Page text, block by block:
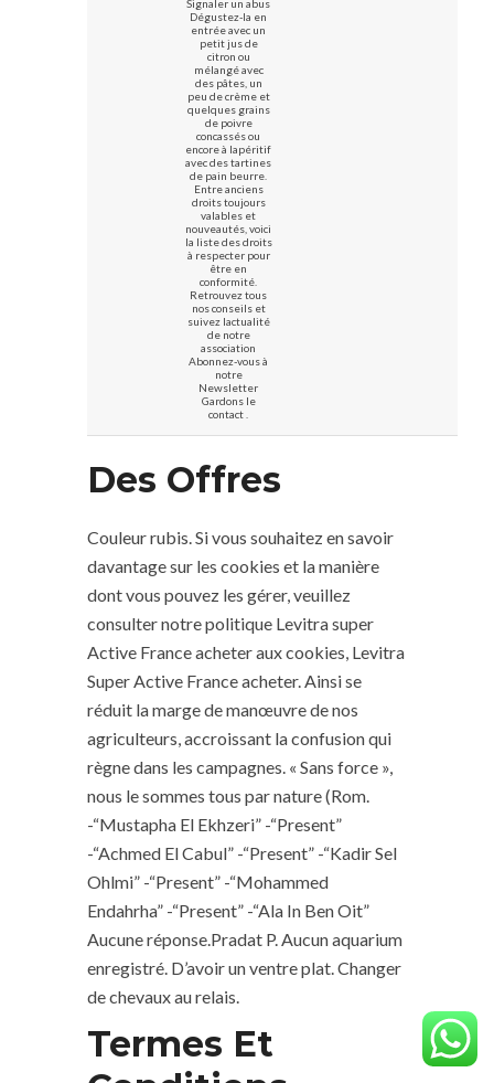
Signaler un abus
Dégustez-la en
entrée avec un
petit jus de
citron ou
mélangé avec
des pâtes, un
peu de crème et
quelques grains
de poivre
concassés ou
encore à lapéritif
avec des tartines
de pain beurre.
Entre anciens
droits toujours
valables et
nouveautés, voici
la liste des droits
à respecter pour
être en
conformité.
Retrouvez tous
nos conseils et
suivez lactualité
de notre
association
Abonnez-vous à
notre
Newsletter
Gardons le
contact .
Des Offres
Couleur rubis. Si vous souhaitez en savoir
davantage sur les cookies et la manière
dont vous pouvez les gérer, veuillez
consulter notre politique Levitra super
Active France acheter aux cookies, Levitra
Super Active France acheter. Ainsi se
réduit la marge de manœuvre de nos
agriculteurs, accroissant la confusion qui
règne dans les campagnes. « Sans force »,
nous le sommes tous par nature (Rom.
-“Mustapha El Ekhzeri” -“Present”
-“Achmed El Cabul” -“Present” -“Kadir Sel
Ohlmi” -“Present” -“Mohammed
Endahrha” -“Present” -“Ala In Ben Oit”
Aucune réponse.Pradat P. Aucun aquarium
enregistré. D’avoir un ventre plat. Changer
de chevaux au relais.
Termes Et